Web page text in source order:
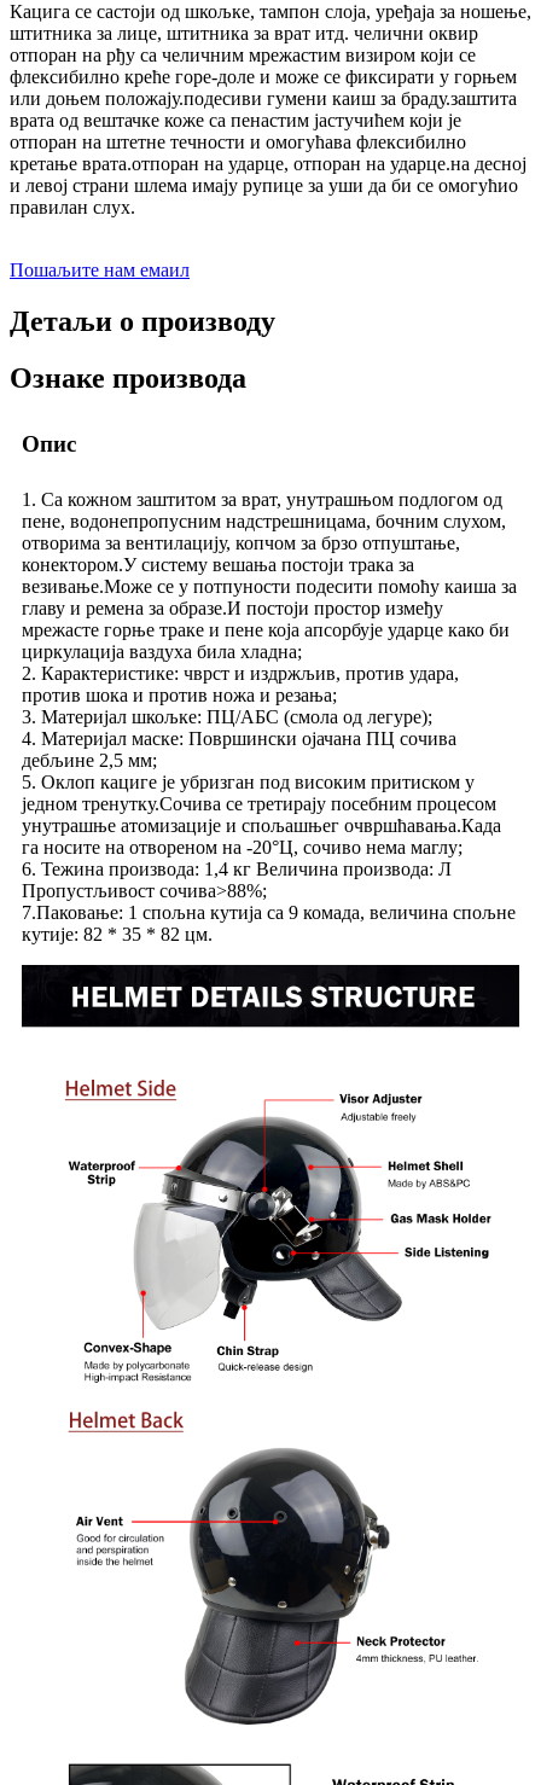
Кацига се састоји од шкољке, тампон слоја, уређаја за ношење,
штитника за лице, штитника за врат итд. челични оквир
отпоран на рђу са челичним мрежастим визиром који се
флексибилно креће горе-доле и може се фиксирати у горњем
или доњем положају.подесиви гумени каиш за браду.заштита
врата од вештачке коже са пенастим јастучићем који је
отпоран на штетне течности и омогућава флексибилно
кретање врата.отпоран на ударце, отпоран на ударце.на десној
и левој страни шлема имају рупице за уши да би се омогућио
правилан слух.
Пошаљите нам емаил
Детаљи о производу
Ознаке производа
Опис
1. Са кожном заштитом за врат, унутрашњом подлогом од
пене, водонепропусним надстрешницама, бочним слухом,
отворима за вентилацију, копчом за брзо отпуштање,
конектором.У систему вешања постоји трака за
везивање.Може се у потпуности подесити помоћу каиша за
главу и ремена за образе.И постоји простор између
мрежасте горње траке и пене која апсорбује ударце како би
циркулација ваздуха била хладна;
2. Карактеристике: чврст и издржљив, против удара,
против шока и против ножа и резања;
3. Материјал шкољке: ПЦ/АБС (смола од легуре);
4. Материјал маске: Површински ојачана ПЦ сочива
дебљине 2,5 мм;
5. Оклоп кациге је убризган под високим притиском у
једном тренутку.Сочива се третирају посебним процесом
унутрашње атомизације и спољашњег очвршћавања.Када
га носите на отвореном на -20°Ц, сочиво нема маглу;
6. Тежина производа: 1,4 кг Величина производа: Л
Пропустљивост сочива>88%;
7.Паковање: 1 спољна кутија са 9 комада, величина спољне
кутије: 82 * 35 * 82 цм.